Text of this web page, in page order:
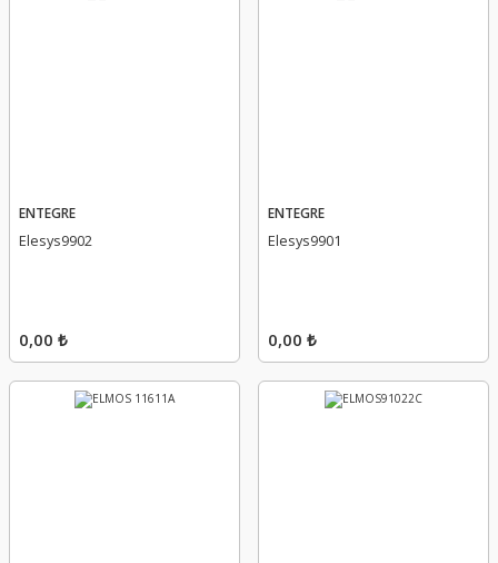
ENTEGRE
Elesys9902
0,00 ₺
ENTEGRE
Elesys9901
0,00 ₺